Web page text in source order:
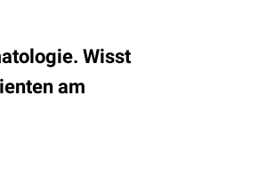
Wisst
am